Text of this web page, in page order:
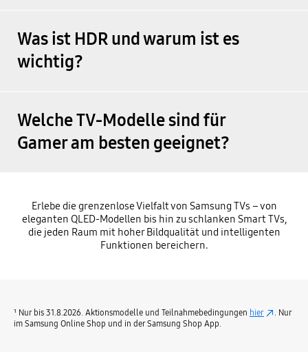
Was ist HDR und warum ist es
wichtig?
Welche TV-Modelle sind für
Gamer am besten geeignet?
Erlebe die grenzenlose Vielfalt von Samsung TVs – von
eleganten QLED-Modellen bis hin zu schlanken Smart TVs,
die jeden Raum mit hoher Bildqualität und intelligenten
Funktionen bereichern.
¹ Nur bis 31.8.2026. Aktionsmodelle und Teilnahmebedingungen hier
. Nur
im Samsung Online Shop und in der Samsung Shop App.